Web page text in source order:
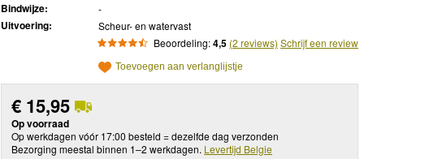
Bindwijze: -
Uitvoering:
Scheur- en watervast
Beoordeling:4,5 (2 reviews) Schrijf een review
Toevoegen aan verlanglijstje
€ 15,95
Op voorraad
Op werkdagen vóór 17:00 besteld = dezelfde dag verzonden
Bezorging meestal binnen 1–2 werkdagen. Levertijd Belgie